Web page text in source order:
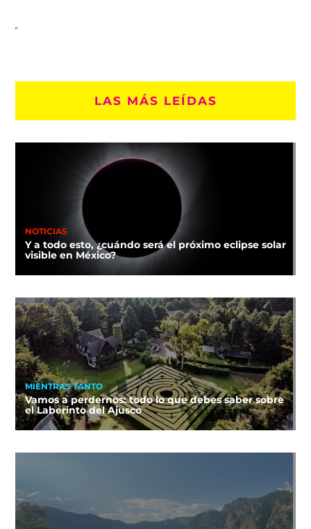
LAS MÁS LEÍDAS
NOTICIAS
Y a todo esto, ¿cuándo será el próximo eclipse solar
visible en México?
MIENTRAS TANTO
Vamos a perdernos: todo lo que debes saber sobre
el Laberinto del Ajusco